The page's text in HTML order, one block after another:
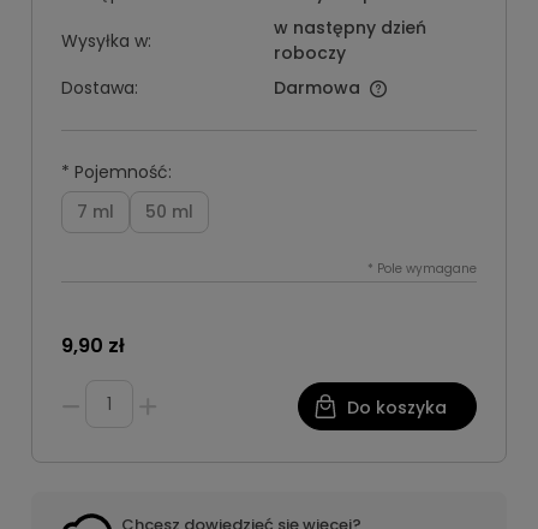
Wysyłka w:
w następny dzień
roboczy
Dostawa:
Darmowa
* Pojemność:
7 ml
50 ml
* Pole wymagane
9,90 zł
Do koszyka
Chcesz dowiedzieć się więcej?